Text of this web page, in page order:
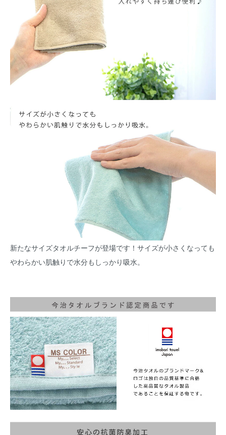
新たなサイズタオルチーフが登場です！サイズが小さくなっても
やわらかい肌触りで水分もしっかり吸水。